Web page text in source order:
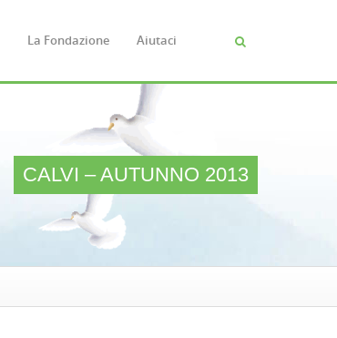
FORM
DI
Cerca
La Fondazione Aiutaci
CALVI – AUTUNNO 2013